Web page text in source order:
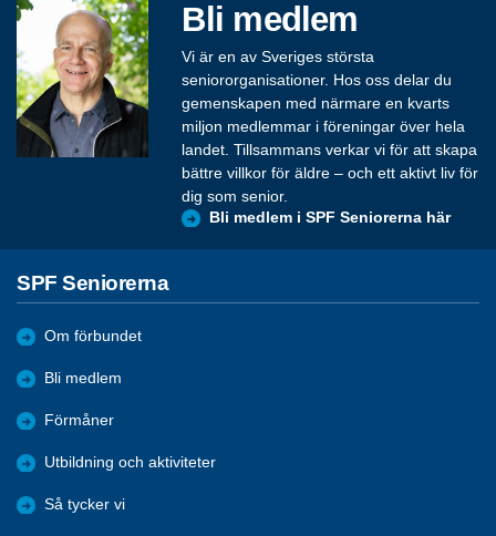
Bli medlem
Vi är en av Sveriges största
seniororganisationer. Hos oss delar du
gemenskapen med närmare en kvarts
miljon medlemmar i föreningar över hela
landet. Tillsammans verkar vi för att skapa
bättre villkor för äldre – och ett aktivt liv för
dig som senior.
Bli medlem i SPF Seniorerna här
SPF Seniorerna
Om förbundet
Bli medlem
Förmåner
Utbildning och aktiviteter
Så tycker vi